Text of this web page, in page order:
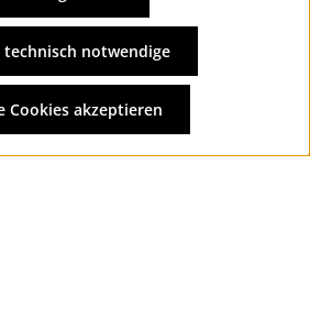
wenn nicht anders
angegeben.
technisch notwendige
Cookies akzeptieren